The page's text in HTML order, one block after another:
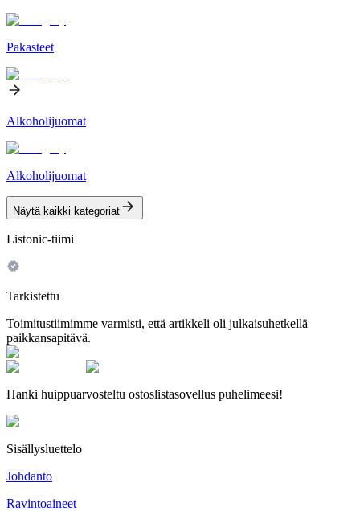
Pakasteet
Alkoholijuomat
Alkoholijuomat
Näytä kaikki kategoriat
Listonic-tiimi
Tarkistettu
Toimitustiimimme varmisti, että artikkeli oli julkaisuhetkellä
paikkansapitävä.
Hanki huippuarvosteltu ostoslistasovellus puhelimeesi!
Sisällysluettelo
Johdanto
Ravintoaineet